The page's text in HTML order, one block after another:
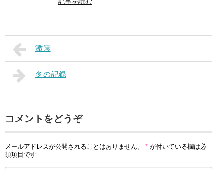
記事を読む
激震
冬の記録
コメントをどうぞ
メールアドレスが公開されることはありません。 * が付いている欄は必
須項目です